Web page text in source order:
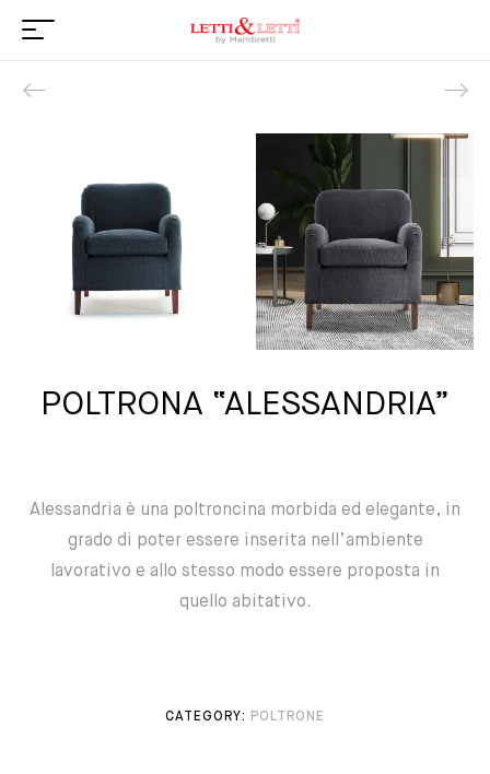
Product navigation
POLTRONA “ALESSANDRIA”
Alessandria è una poltroncina morbida ed elegante, in
grado di poter essere inserita nell’ambiente
lavorativo e allo stesso modo essere proposta in
quello abitativo.
CATEGORY: POLTRONE